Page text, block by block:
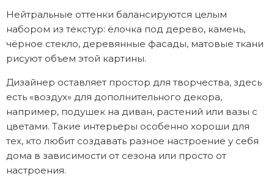
Нейтральные оттенки балансируются целым
набором из текстур: ёлочка под дерево, камень,
чёрное стекло, деревянные фасады, матовые ткани
рисуют объем этой картины.
Дизайнер оставляет простор для творчества, здесь
есть «воздух» для дополнительного декора,
например, подушек на диван, растений или вазы с
цветами. Такие интерьеры особенно хороши для
тех, кто любит создавать разное настроение у себя
дома в зависимости от сезона или просто от
настроения.